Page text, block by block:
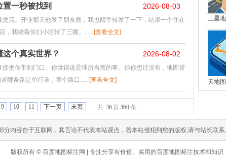
一秒被找到 2026-08-03
店。开业那天他发了朋友圈，我也顺手转发了一下，结果一个住在
，我绕着你们小区转了三圈。..... [查看全文]
个真实世界？ 2026-08-02
把你带到门口。你觉得这是理所当然的事。但你想过没有，地图背
哪条路是单行道，哪个路口..... [查看全文]
9 10 11 下一页 末页 共 36页360条
三星
天地
分内容自于互联网，其言论不代表本站观点，若本站侵犯到您的版权,请与站长联
版权所有 © 百度地图标注网 | 专注分享有价值、实用的百度地图标注技术和知识